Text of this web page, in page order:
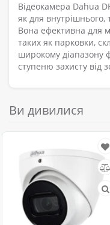
Відеокамера Dahua
як для внутрішнього,
Вона ефективна для
таких як парковки,
широкому діапазону
ступеню захисту від
Ви дивилися